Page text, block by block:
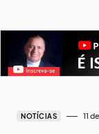
NOTÍCIAS 11